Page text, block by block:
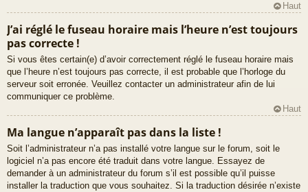
Haut
J’ai réglé le fuseau horaire mais l’heure n’est toujours
pas correcte !
Si vous êtes certain(e) d’avoir correctement réglé le fuseau horaire mais
que l’heure n’est toujours pas correcte, il est probable que l’horloge du
serveur soit erronée. Veuillez contacter un administrateur afin de lui
communiquer ce problème.
Haut
Ma langue n’apparaît pas dans la liste !
Soit l’administrateur n’a pas installé votre langue sur le forum, soit le
logiciel n’a pas encore été traduit dans votre langue. Essayez de
demander à un administrateur du forum s’il est possible qu’il puisse
installer la traduction que vous souhaitez. Si la traduction désirée n’existe